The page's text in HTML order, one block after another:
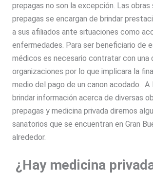
prepagas no son la excepción. Las obras
prepagas se encargan de brindar
a sus afiliados ante situaciones como
enfermedades. Para ser beneficiario de
médicos es necesario contratar con una
organizaciones por lo que implicara la
medio del pago de un canon acodado. A
brindar información acerca de diversas
prepagas y medicina privada diremos
sanatorios que se encuentran en Gran
alrededor.
¿Hay medicina